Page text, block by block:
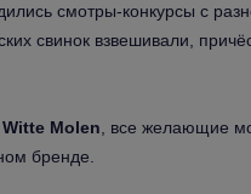
смотры-конкурсы с
свинок взвешивали,
Witte Molen , все желающие
бренде.